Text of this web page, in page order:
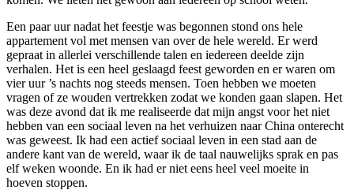
Een paar uur nadat het feestje was begonnen stond ons hele
appartement vol met mensen van over de hele wereld. Er werd
gepraat in allerlei verschillende talen en iedereen deelde zijn
verhalen. Het is een heel geslaagd feest geworden en er waren om
vier uur ’s nachts nog steeds mensen. Toen hebben we moeten
vragen of ze wouden vertrekken zodat we konden gaan slapen. Het
was deze avond dat ik me realiseerde dat mijn angst voor het niet
hebben van een sociaal leven na het verhuizen naar China onterecht
was geweest. Ik had een actief sociaal leven in een stad aan de
andere kant van de wereld, waar ik de taal nauwelijks sprak en pas
elf weken woonde. En ik had er niet eens heel veel moeite in
hoeven stoppen.